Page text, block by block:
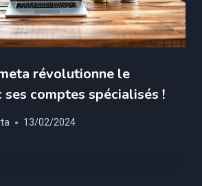
révolutionne le
comptes spécialisés !
13/02/2024